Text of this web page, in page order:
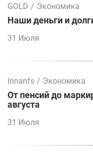
GOLD / Экономика
Наши деньги и
31 Июля
Irinanfs / Экономика
От пенсий до
августа
31 Июля